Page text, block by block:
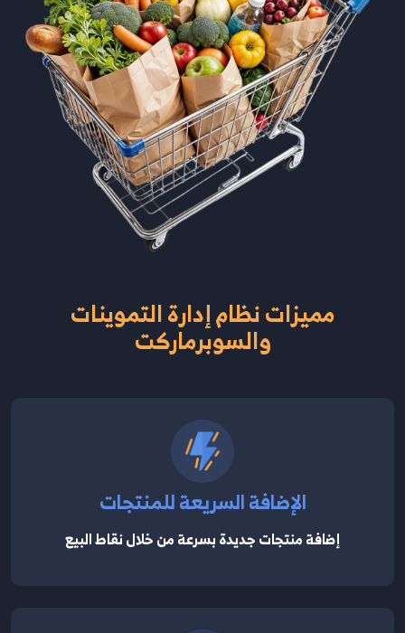
مميزات نظام إدارة التموينات
والسوبرماركت
الإضافة السريعة للمنتجات
إضافة منتجات جديدة بسرعة من خلال نقاط البيع